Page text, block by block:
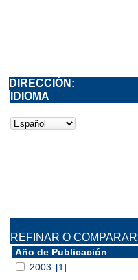
DIRECCIÓN:
IDIOMA
REFINAR O COMPARAR
Año de Publicación
2003 [1]